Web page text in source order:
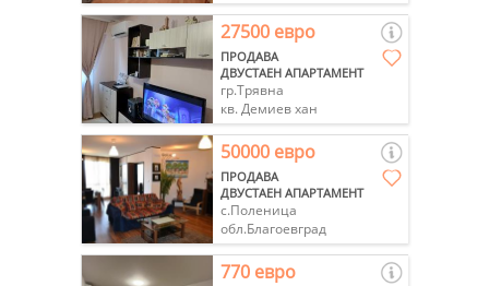
27500 евро
ПРОДАВА
ДВУСТАЕН АПАРТАМЕНТ
гр.Трявна
кв. Демиев хан
50000 евро
ПРОДАВА
ДВУСТАЕН АПАРТАМЕНТ
с.Поленица
обл.Благоевград
770 евро